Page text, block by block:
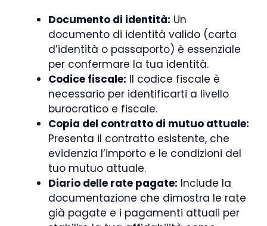
Documento di identità: Un
documento di identità valido (carta
d’identità o passaporto) è essenziale
per confermare la tua identità.
Codice fiscale: Il codice fiscale è
necessario per identificarti a livello
burocratico e fiscale.
Copia del contratto di mutuo attuale:
Presenta il contratto esistente, che
evidenzia l’importo e le condizioni del
tuo mutuo attuale.
Diario delle rate pagate: Include la
documentazione che dimostra le rate
già pagate e i pagamenti attuali per